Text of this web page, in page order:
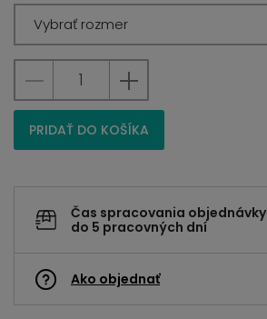
Vybrať rozmer
PRIDAŤ DO KOŠÍKA
Čas spracovania objednávky
do 5 pracovných dní
Ako objednať